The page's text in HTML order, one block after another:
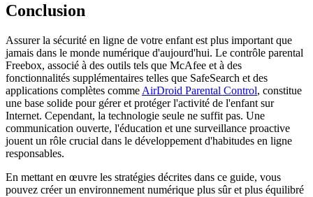
Conclusion
Assurer la sécurité en ligne de votre enfant est plus important que
jamais dans le monde numérique d'aujourd'hui. Le contrôle parental
Freebox, associé à des outils tels que McAfee et à des
fonctionnalités supplémentaires telles que SafeSearch et des
applications complètes comme AirDroid Parental Control, constitue
une base solide pour gérer et protéger l'activité de l'enfant sur
Internet. Cependant, la technologie seule ne suffit pas. Une
communication ouverte, l'éducation et une surveillance proactive
jouent un rôle crucial dans le développement d'habitudes en ligne
responsables.
En mettant en œuvre les stratégies décrites dans ce guide, vous
pouvez créer un environnement numérique plus sûr et plus équilibré